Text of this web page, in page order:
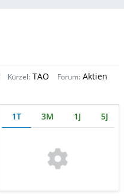
Kürzel: TAO Forum: Aktien
1T 3M 1J 5J